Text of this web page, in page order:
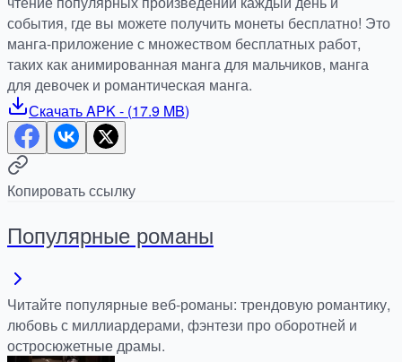
события, где вы можете получить монеты бесплатно! Это
манга-приложение с множеством бесплатных работ,
таких как анимированная манга для мальчиков, манга
для девочек и романтическая манга.
СкачатьAPK- (17.9 MB)
Копировать ссылку
Популярные романы
Читайте популярные веб-романы: трендовую романтику,
любовь с миллиардерами, фэнтези про оборотней и
остросюжетные драмы.